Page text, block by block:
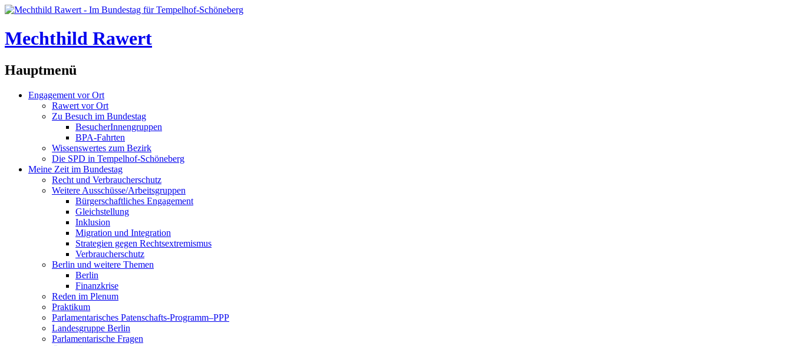
Mechthild Rawert
Hauptmenü
Engagement vor Ort
Rawert vor Ort
Zu Besuch im Bundestag
BesucherInnengruppen
BPA-Fahrten
Wissenswertes zum Bezirk
Die SPD in Tempelhof-Schöneberg
Meine Zeit im Bundestag
Recht und Verbraucherschutz
Weitere Ausschüsse/Arbeitsgruppen
Bürgerschaftliches Engagement
Gleichstellung
Inklusion
Migration und Integration
Strategien gegen Rechtsextremismus
Verbraucherschutz
Berlin und weitere Themen
Berlin
Finanzkrise
Reden im Plenum
Praktikum
Parlamentarisches Patenschafts-Programm–PPP
Landesgruppe Berlin
Parlamentarische Fragen